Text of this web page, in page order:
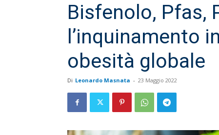
Bisfenolo, Pfas,
l’inquinamento
obesità globale
Di Leonardo Masnata - 23 Maggio 2022